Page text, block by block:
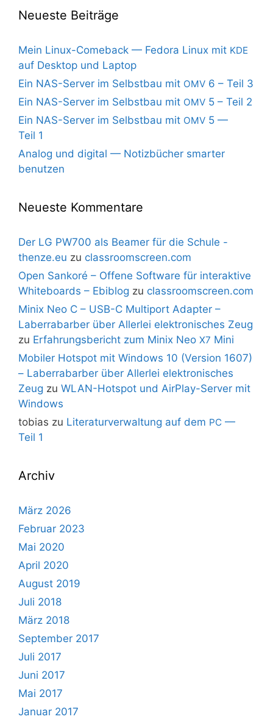
Neueste Beiträge
Mein Linux-Comeback — Fedora Linux mit KDE
auf Desktop und Laptop
Ein NAS-Server im Selbstbau mit OMV 6 – Teil 3
Ein NAS-Server im Selbstbau mit OMV 5 – Teil 2
Ein NAS-Server im Selbstbau mit OMV 5 —
Teil 1
Analog und digital — Notizbücher smarter
benutzen
Neueste Kommentare
Der LG PW700 als Beamer für die Schule -
thenze.eu zu classroomscreen.com
Open Sankoré – Offene Software für interaktive
Whiteboards – Ebiblog zu classroomscreen.com
Minix Neo C – USB-C Multiport Adapter –
Laberrabarber über Allerlei elektronisches Zeug
zu Erfahrungsbericht zum Minix Neo X7 Mini
Mobiler Hotspot mit Windows 10 (Version 1607)
– Laberrabarber über Allerlei elektronisches
Zeug zu WLAN-Hotspot und AirPlay-Server mit
Windows
tobias zu Literaturverwaltung auf dem PC —
Teil 1
Archiv
März 2026
Februar 2023
Mai 2020
April 2020
August 2019
Juli 2018
März 2018
September 2017
Juli 2017
Juni 2017
Mai 2017
Januar 2017